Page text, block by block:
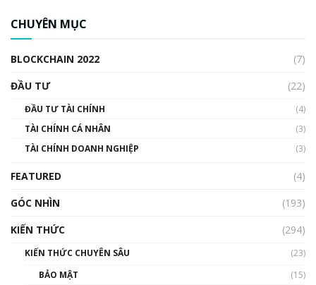
00:02:14
Nhìn lại năm 2022: Những sự kiện ảnh hưởng
đến hệ sinh thái tiền mã hoá | Phổ cập
CHUYÊN MỤC
BLOCKCHAIN 2022
(7)
ĐẦU TƯ
(22)
ĐẦU TƯ TÀI CHÍNH
(4)
TÀI CHÍNH CÁ NHÂN
(3)
TÀI CHÍNH DOANH NGHIỆP
(3)
FEATURED
(4)
GÓC NHÌN
(193)
KIẾN THỨC
(294)
KIẾN THỨC CHUYÊN SÂU
(23)
BẢO MẬT
(15)